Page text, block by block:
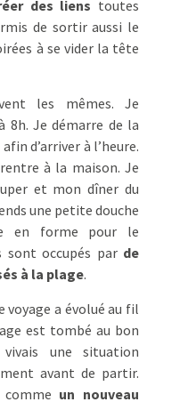
des liens toutes
de sortir aussi le
à se vider la tête
les mêmes. Je
8h. Je démarre de la
d’arriver à l’heure.
à la maison. Je
et mon dîner du
une petite douche
en forme pour le
sont occupés par de
à la plage.
voyage a évolué au fil
est tombé au bon
une situation
avant de partir.
un nouveau